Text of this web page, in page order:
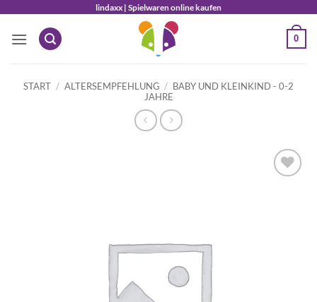
springen
lindaxx | Spielwaren online kaufen
0
START / ALTERSEMPFEHLUNG / BABY UND KLEINKIND - 0-2
JAHRE